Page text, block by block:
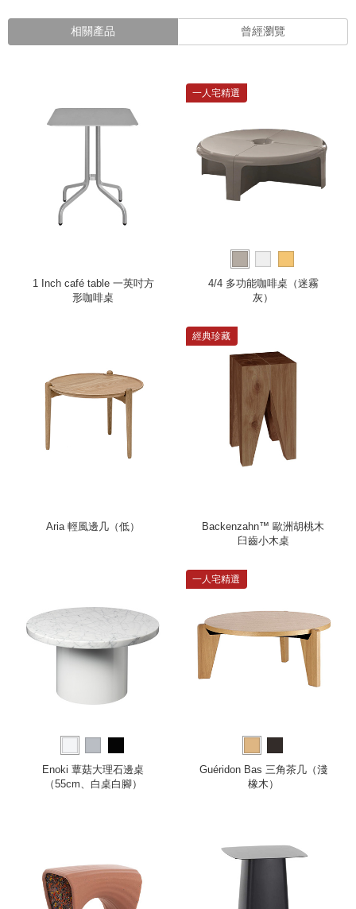
相關產品 曾經瀏覽
1 Inch café table 一英吋方
形咖啡桌
一人宅精選
4/4 多功能咖啡桌（迷霧
灰）
Aria 輕風邊几（低）
經典珍藏
Backenzahn™ 歐洲胡桃木
臼齒小木桌
Enoki 蕈菇大理石邊桌
（55cm、白桌白腳）
一人宅精選
Guéridon Bas 三角茶几（淺
橡木）